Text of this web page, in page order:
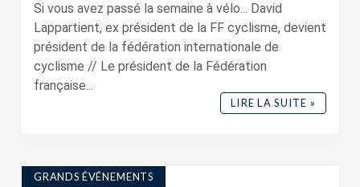
Si vous avez passé la semaine à vélo... David
Lappartient, ex président de la FF cyclisme, devient
président de la fédération internationale de
cyclisme // Le président de la Fédération
française...
LIRE LA SUITE »
GRANDS ÉVÉNEMENTS